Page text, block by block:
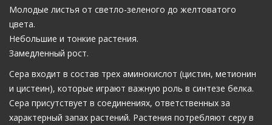
Молодые листья от светло-зеленого до желтоватого
цвета.
Небольшие и тонкие растения.
Замедленный рост.
Сера входит в состав трех аминокислот (цистин, метионин
и цистеин), которые играют важную роль в синтезе белка.
Сера присутствует в соединениях, ответственных за
характерный запах растений. Растения потребляют серу в